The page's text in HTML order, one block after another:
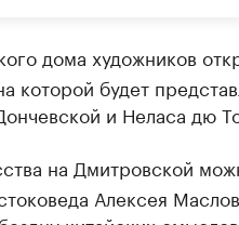
дома художников
которой будет
и Неласа дю
на Дмитровской
Алексея